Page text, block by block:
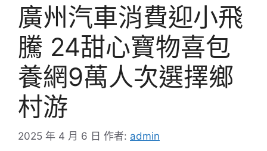
廣州汽車消費迎小飛
騰 24甜心寶物喜包
養網9萬人次選擇鄉
村游
2025 年 4 月 6 日 作者: admin